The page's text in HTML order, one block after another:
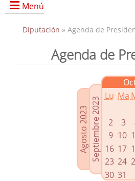
Menú
Presidencia
Enlaces
Agenda de Presidencia
Plenos provinciales y Juntas de
Oficina de Proyectos Europeos
Diputación » Agenda de
Agenda de
Agosto 2023Septiembre 2023
Lu Ma
2
3
9 10
16 17
23 24
30 31